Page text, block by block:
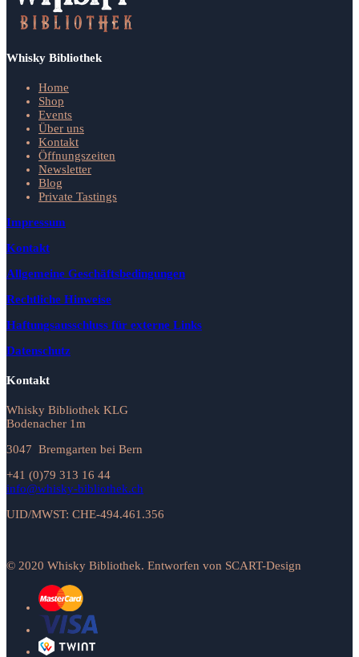
Whisky Bibliothek
Home
Shop
Events
Über uns
Kontakt
Öffnungszeiten
Newsletter
Blog
Private Tastings
Impressum
Kontakt
Allgemeine Geschäftsbedingungen
Rechtliche Hinweise
Haftungsausschluss für externe Links
Datenschutz
Kontakt
Whisky Bibliothek KLG
Bodenacher 1m
3047 Bremgarten bei Bern
+41 (0)79 313 16 44
info@whisky-bibliothek.ch
UID/MWST: CHE-494.461.356
© 2020 Whisky Bibliothek. Entworfen von SCART-Design